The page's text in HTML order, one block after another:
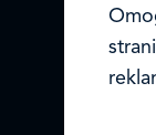
Ledo
Prodajni